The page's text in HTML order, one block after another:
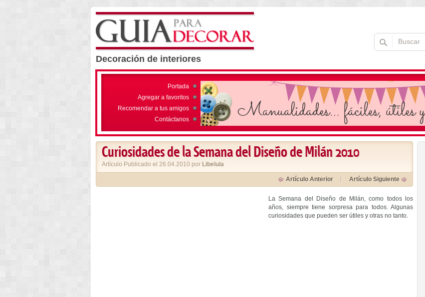
Decoración de interiores
Portada
Agregar a favoritos
Recomendar a tus amigos
Contáctanos
Curiosidades de la Semana del Diseño de Milán 2010
Artículo Publicado el 26.04.2010 por Libelula
Artículo Anterior Artículo Siguiente
La Semana del Diseño de Milán, como todos los
años, siempre tiene sorpresa para todos. Algunas
curiosidades que pueden ser útiles y otras no tanto.